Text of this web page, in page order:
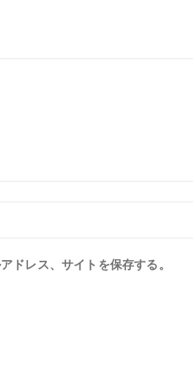
ドレス、サイトを保存する。